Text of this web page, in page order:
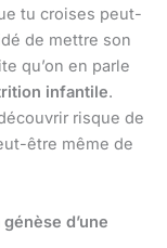
tu croises peut-
de mettre son
qu’on en parle
infantile.
risque de
être même de
d’une